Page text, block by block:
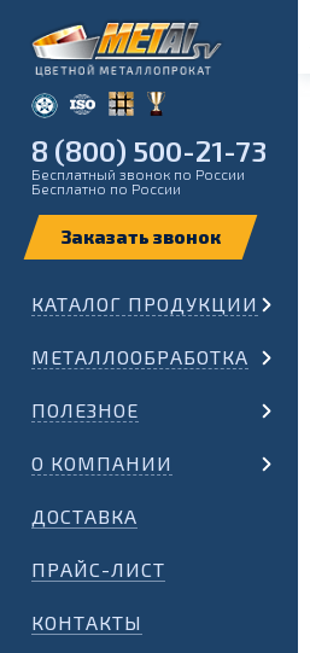
8 (800) 500-21-73
Бесплатный звонок по России
Бесплатно по России
КАТАЛОГ ПРОДУКЦИИ
МЕТАЛЛООБРАБОТКА
ПОЛЕЗНОЕ
О КОМПАНИИ
ДОСТАВКА
ПРАЙС-ЛИСТ
КОНТАКТЫ